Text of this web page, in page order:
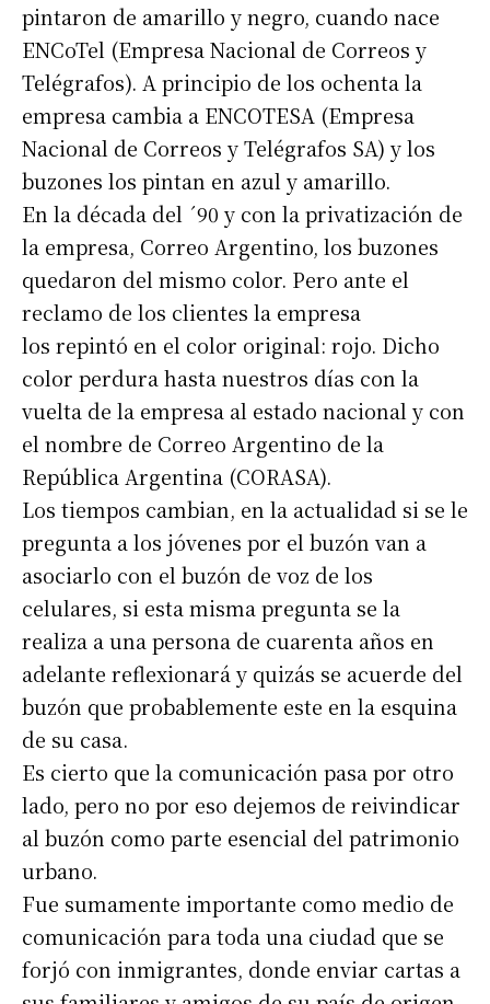
pintaron de amarillo y negro, cuando nace
ENCoTel (Empresa Nacional de Correos y
Telégrafos). A principio de los ochenta la
empresa cambia a ENCOTESA (Empresa
Nacional de Correos y Telégrafos SA) y los
buzones los pintan en azul y amarillo.
En la década del ´90 y con la privatización de
la empresa, Correo Argentino, los buzones
quedaron del mismo color. Pero ante el
reclamo de los clientes la empresa
los repintó en el color original: rojo. Dicho
color perdura hasta nuestros días con la
vuelta de la empresa al estado nacional y con
el nombre de Correo Argentino de la
República Argentina (CORASA).
Los tiempos cambian, en la actualidad si se le
pregunta a los jóvenes por el buzón van a
asociarlo con el buzón de voz de los
celulares, si esta misma pregunta se la
realiza a una persona de cuarenta años en
adelante reflexionará y quizás se acuerde del
buzón que probablemente este en la esquina
de su casa.
Es cierto que la comunicación pasa por otro
lado, pero no por eso dejemos de reivindicar
al buzón como parte esencial del patrimonio
urbano.
Fue sumamente importante como medio de
comunicación para toda una ciudad que se
forjó con inmigrantes, donde enviar cartas a